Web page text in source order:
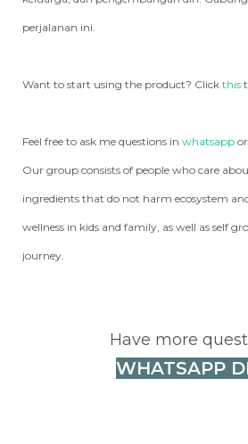
perjalanan ini.
Want to start using the product? Click this
Feel free to ask me questions in whatsapp
Our group consists of people who care
ingredients that do not harm ecosystem
wellness in kids and family, as well as self
journey.
Have more
WHATSAPP